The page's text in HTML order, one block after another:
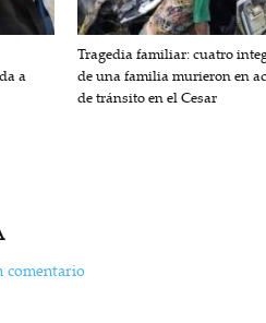
a
Tragedia familiar: cuatro
de una familia murieron en
de tránsito en el Cesar
comentario